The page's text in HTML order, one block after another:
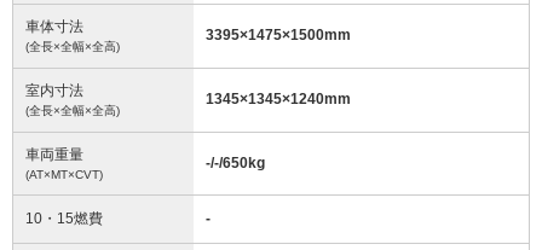
車体寸法
(全長×全幅×全高)
3395×1475×1500mm
室内寸法
(全長×全幅×全高)
1345×1345×1240mm
車両重量
(AT×MT×CVT)
-/-/650kg
10・15燃費 -